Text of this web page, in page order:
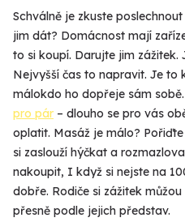
Schválně je zkuste
jim dát? Domácnost mají
to si koupí. Darujte jim zážitek.
Nejvyšší čas to napravit. Je to
málokdo ho dopřeje sám
pro pár – dlouho se pro vás
oplatit. Masáž je málo?
si zaslouží hýčkat a
nakoupit, I když si nejste na
dobře. Rodiče si zážitek
přesně podle jejich představ.